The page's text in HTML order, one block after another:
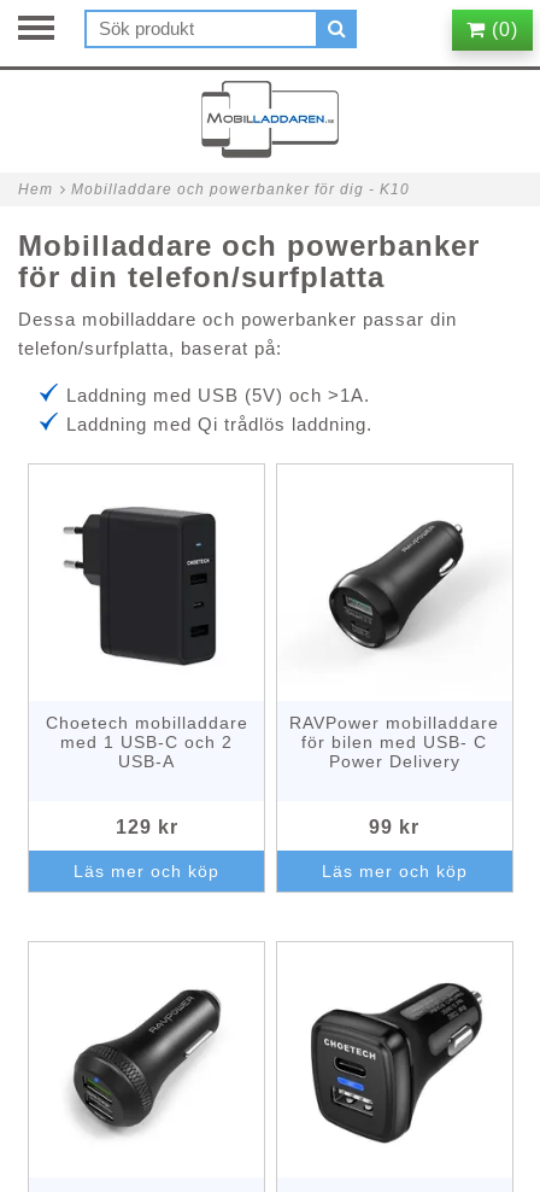
Hem Mobilladdare och powerbanker för dig - K10
Mobilladdare och powerbanker
för din telefon/surfplatta
Dessa mobilladdare och powerbanker passar din
telefon/surfplatta, baserat på:
Laddning med USB (5V) och >1A.
Laddning med Qi trådlös laddning.
Choetech mobilladdare
med 1 USB-C och 2
USB-A
129 kr
Läs mer och köp
RAVPower mobilladdare
för bilen med USB- C
Power Delivery
99 kr
Läs mer och köp
(0)